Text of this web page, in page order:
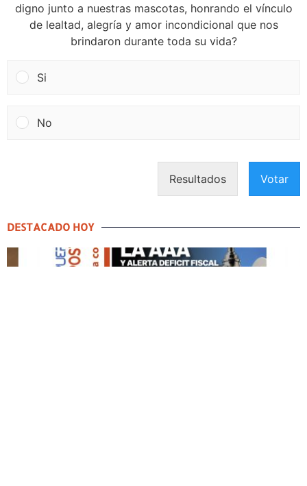
digno junto a nuestras mascotas, honrando el vínculo
de lealtad, alegría y amor incondicional que nos
brindaron durante toda su vida?
Si
No
Resultados Votar
DESTACADO HOY